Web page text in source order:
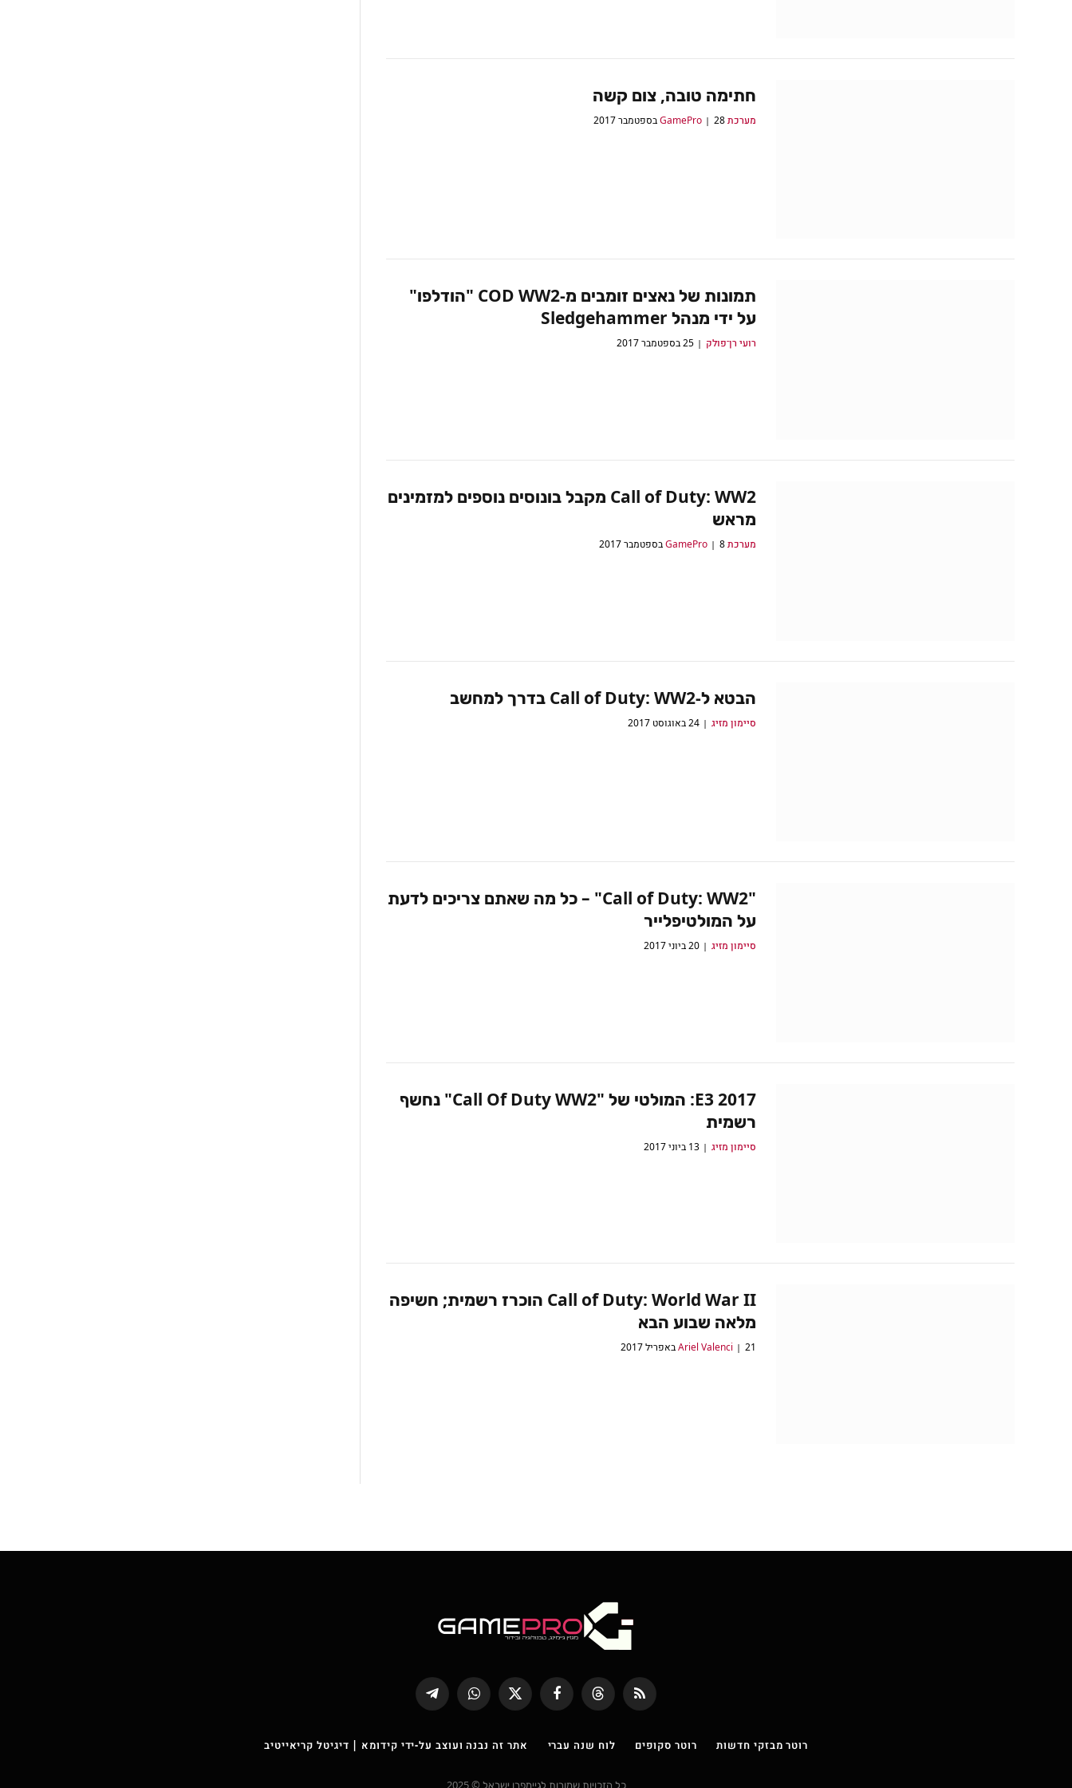
חתימה טובה, צום קשה
מערכת GamePro28 בספטמבר 2017
תמונות של נאצים זומבים מ-COD WW2 "הודלפו"
על ידי מנהל Sledgehammer
רועי רן־פולק 25 בספטמבר 2017
Call of Duty: WW2 מקבל בונוסים נוספים למזמינים
מראש
מערכת GamePro8 בספטמבר 2017
הבטא ל-Call of Duty: WW2 בדרך למחשב
סיימון מזיג 24 באוגוסט 2017
"Call of Duty: WW2" – כל מה שאתם צריכים לדעת
על המולטיפלייר
סיימון מזיג 20 ביוני 2017
E3 2017: המולטי של "Call Of Duty WW2" נחשף
רשמית
סיימון מזיג 13 ביוני 2017
Call of Duty: World War II הוכרז רשמית; חשיפה
מלאה שבוע הבא
Ariel Valenci 21 באפריל 2017
RSS
Threads פייסבוק
X
(טוויטר)
WhatsApp
Telegram
רוטר מבזקי חדשות רוטר סקופים לוח שנה עברי אתר זה נבנה ועוצב על-ידי קידומא | דיגיטל קריאייטיב
כל הזכויות שמורות לגיימפרו ישראל © 2025